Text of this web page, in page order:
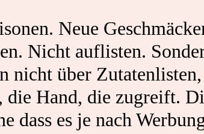
Neue
Nicht auflisten.
nicht über
die Hand, die zugreift.
dass es je nach